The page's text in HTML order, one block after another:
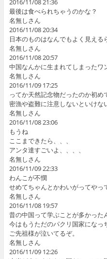
2016/11/08 21:36
最後は食べられちゃうのかな？
名無しさん
2016/11/08 20:34
日本のものはなんでもよく見える
名無しさん
2016/11/08 20:57
中国なんかに生まれてしまったワ
名無しさん
2016/11/09 17:25
ってか天然記念物だったのか初め
密漁や盗難に注意しないといけな
名無しさん
2016/11/08 23:06
もうね
ここまできたら、、、
アンタ達すごいよ、、、、
名無しさん
2016/11/09 22:33
わんこが不憫
せめてちゃんとかわいがってやっ
名無しさん
2016/11/08 19:57
昔の中国って学ぶことが多かった
今はもうただのパクリ国家になっ
ご先祖様が泣いてるぞ。
名無しさん
2016/11/09 12:26